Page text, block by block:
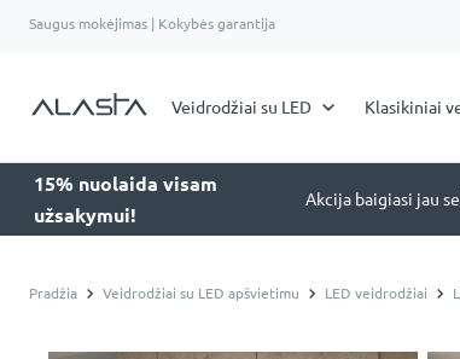
Saugus mokėjimas | Kokybės garantija
Veidrodžiai su LED Klasikiniai
15% nuolaida visam
užsakymui!
Akcija baigiasi jau
Pradžia Veidrodžiai su LED apšvietimu LED veidrodžiai